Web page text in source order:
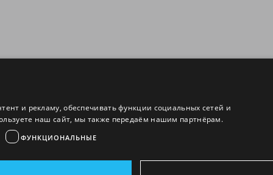
и рекламу, обеспечивать функции социальных сетей и
наш сайт, мы также передаём нашим партнёрам.
ФУНКЦИОНАЛЬНЫЕ